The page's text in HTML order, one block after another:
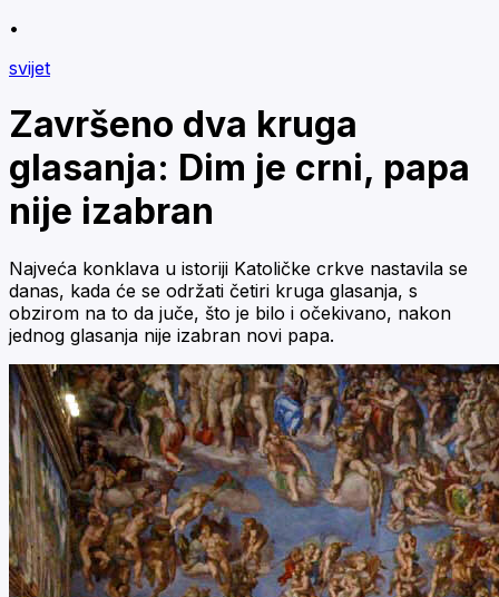
•
svijet
Završeno dva kruga
glasanja: Dim je crni, papa
nije izabran
Najveća konklava u istoriji Katoličke crkve nastavila se
danas, kada će se održati četiri kruga glasanja, s
obzirom na to da juče, što je bilo i očekivano, nakon
jednog glasanja nije izabran novi papa.